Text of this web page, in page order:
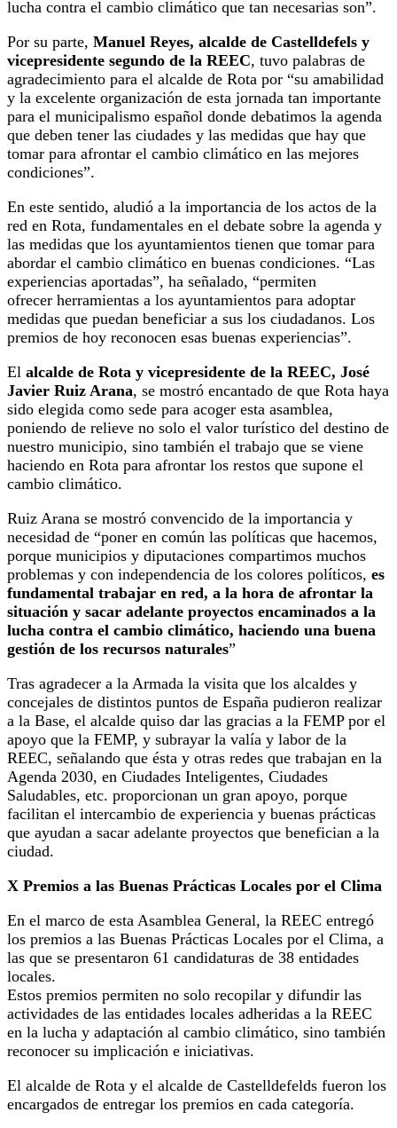
lucha contra el cambio climático que tan necesarias son”.
Por su parte, Manuel Reyes, alcalde de Castelldefels y
vicepresidente segundo de la REEC, tuvo palabras de
agradecimiento para el alcalde de Rota por “su amabilidad
y la excelente organización de esta jornada tan importante
para el municipalismo español donde debatimos la agenda
que deben tener las ciudades y las medidas que hay que
tomar para afrontar el cambio climático en las mejores
condiciones”.
En este sentido, aludió a la importancia de los actos de la
red en Rota, fundamentales en el debate sobre la agenda y
las medidas que los ayuntamientos tienen que tomar para
abordar el cambio climático en buenas condiciones. “Las
experiencias aportadas”, ha señalado, “permiten
ofrecer herramientas a los ayuntamientos para adoptar
medidas que puedan beneficiar a sus los ciudadanos. Los
premios de hoy reconocen esas buenas experiencias”.
El alcalde de Rota y vicepresidente de la REEC, José
Javier Ruiz Arana, se mostró encantado de que Rota haya
sido elegida como sede para acoger esta asamblea,
poniendo de relieve no solo el valor turístico del destino de
nuestro municipio, sino también el trabajo que se viene
haciendo en Rota para afrontar los restos que supone el
cambio climático.
Ruiz Arana se mostró convencido de la importancia y
necesidad de “poner en común las políticas que hacemos,
porque municipios y diputaciones compartimos muchos
problemas y con independencia de los colores políticos, es
fundamental trabajar en red, a la hora de afrontar la
situación y sacar adelante proyectos encaminados a la
lucha contra el cambio climático, haciendo una buena
gestión de los recursos naturales”
Tras agradecer a la Armada la visita que los alcaldes y
concejales de distintos puntos de España pudieron realizar
a la Base, el alcalde quiso dar las gracias a la FEMP por el
apoyo que la FEMP, y subrayar la valía y labor de la
REEC, señalando que ésta y otras redes que trabajan en la
Agenda 2030, en Ciudades Inteligentes, Ciudades
Saludables, etc. proporcionan un gran apoyo, porque
facilitan el intercambio de experiencia y buenas prácticas
que ayudan a sacar adelante proyectos que benefician a la
ciudad.
X Premios a las Buenas Prácticas Locales por el Clima
En el marco de esta Asamblea General, la REEC entregó
los premios a las Buenas Prácticas Locales por el Clima, a
las que se presentaron 61 candidaturas de 38 entidades
locales.
Estos premios permiten no solo recopilar y difundir las
actividades de las entidades locales adheridas a la REEC
en la lucha y adaptación al cambio climático, sino también
reconocer su implicación e iniciativas.
El alcalde de Rota y el alcalde de Castelldefelds fueron los
encargados de entregar los premios en cada categoría.